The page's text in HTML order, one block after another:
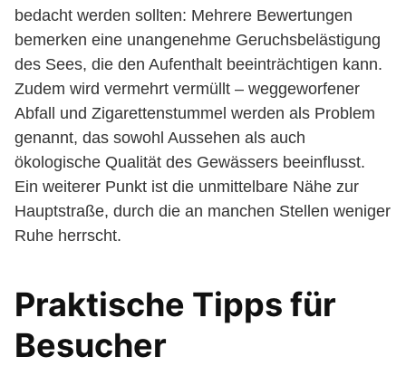
bedacht werden sollten: Mehrere Bewertungen
bemerken eine unangenehme Geruchsbelästigung
des Sees, die den Aufenthalt beeinträchtigen kann.
Zudem wird vermehrt vermüllt – weggeworfener
Abfall und Zigarettenstummel werden als Problem
genannt, das sowohl Aussehen als auch
ökologische Qualität des Gewässers beeinflusst.
Ein weiterer Punkt ist die unmittelbare Nähe zur
Hauptstraße, durch die an manchen Stellen weniger
Ruhe herrscht.
Praktische Tipps für
Besucher